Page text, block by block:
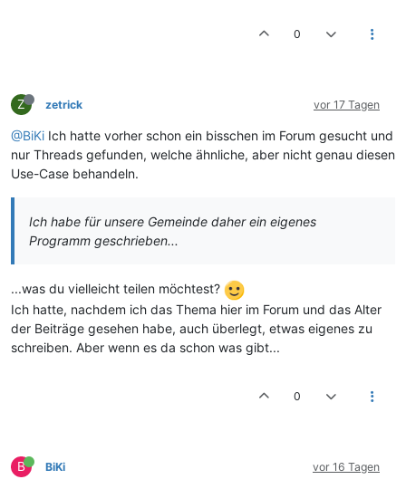
0
Z zetrick vor 17 Tagen
@BiKi Ich hatte vorher schon ein bisschen im Forum gesucht und
nur Threads gefunden, welche ähnliche, aber nicht genau diesen
Use-Case behandeln.
Ich habe für unsere Gemeinde daher ein eigenes
Programm geschrieben...
...was du vielleicht teilen möchtest?
Ich hatte, nachdem ich das Thema hier im Forum und das Alter
der Beiträge gesehen habe, auch überlegt, etwas eigenes zu
schreiben. Aber wenn es da schon was gibt...
0
B BiKi vor 16 Tagen